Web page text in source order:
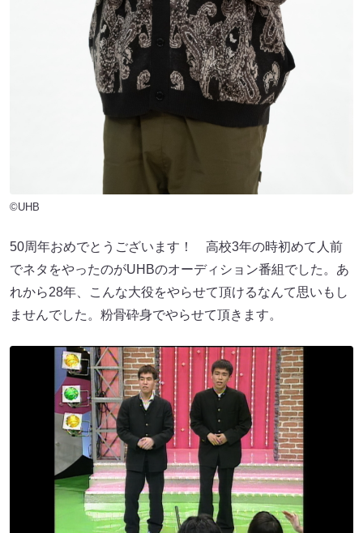
©UHB
50周年おめでとうございます！ 高校3年の時初めて人前
でネタをやったのがUHBのオーディション番組でした。あ
れから28年、こんな大役をやらせて頂けるなんて思いもし
ませんでした。粉骨砕身でやらせて頂きます。